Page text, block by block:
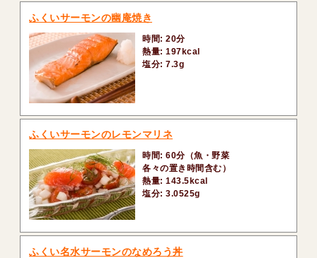
ふくいサーモンの幽庵焼き
時間: 20分
熱量: 197kcal
塩分: 7.3g
ふくいサーモンのレモンマリネ
時間: 60分（魚・野菜
各々の置き時間含む）
熱量: 143.5kcal
塩分: 3.0525g
ふくい名水サーモンのなめろう丼